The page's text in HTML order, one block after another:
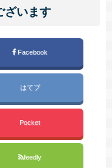
ざいます
Facebook
はてブ
Pocket
feedly